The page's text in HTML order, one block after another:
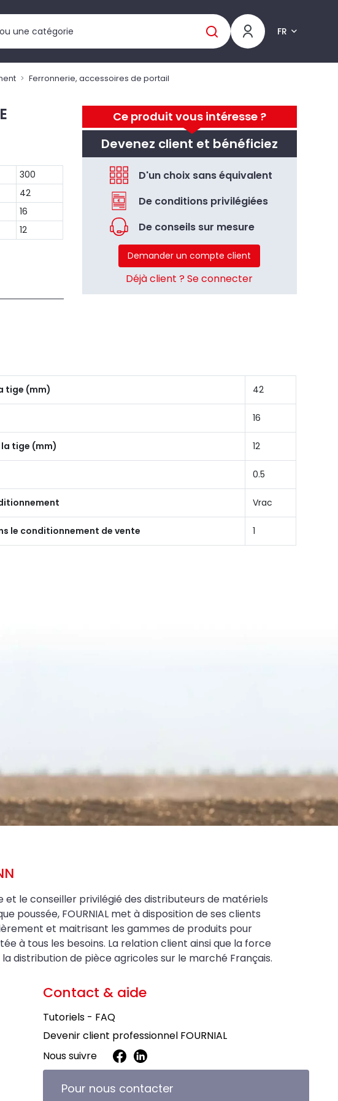
FR
Ferronnerie, accessoires de portail
Ce produit vous intéresse ?
Devenez client et bénéficiez
D'un choix sans équivalent
De conditions privilégiées
De conseils sur mesure
Demander un compte client
Déjà client ? Se connecter
300
42
16
12
tige (mm) 42
16
tige (mm) 12
0.5
Vrac
le conditionnement de vente 1
et le conseiller privilégié des distributeurs de matériels
poussée, FOURNIAL met à disposition de ses clients
et maitrisant les gammes de produits pour
à tous les besoins. La relation client ainsi que la force
la distribution de pièce agricoles sur le marché Français.
Contact & aide
Tutoriels - FAQ
Devenir client professionnel FOURNIAL
Nous suivre
Pour nous contacter